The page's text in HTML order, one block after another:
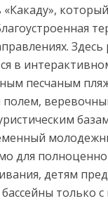
в
песчаным
для
детям
только